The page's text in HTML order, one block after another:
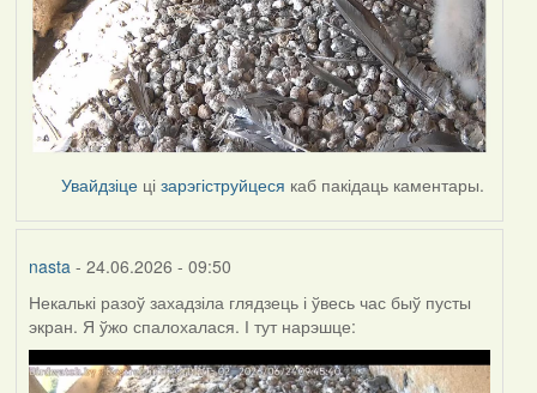
Увайдзіце цізарэгіструйцеся каб пакідаць каментары.
nasta- 24.06.2026 - 09:50
Некалькі разоў захадзіла глядзець і ўвесь час быў пусты
экран. Я ўжо спалохалася. І тут нарэшце: